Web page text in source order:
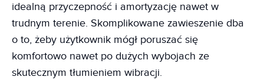
idealną przyczepność i amortyzację nawet w
trudnym terenie. Skomplikowane zawieszenie dba
o to, żeby użytkownik mógł poruszać się
komfortowo nawet po dużych wybojach ze
skutecznym tłumieniem wibracji.